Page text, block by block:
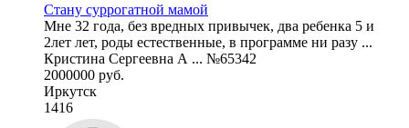
Стану суррогатной мамой
Мне 32 года, без вредных привычек, два ребенка 5 и
2лет лет, роды естественные, в программе ни разу ...
Кристина Сергеевна А ... №65342
2000000 руб.
Иркутск
1416